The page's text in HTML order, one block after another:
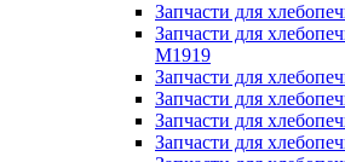
Запчасти для
Запчасти для
M1919
Запчасти для
Запчасти для
Запчасти для
Запчасти для